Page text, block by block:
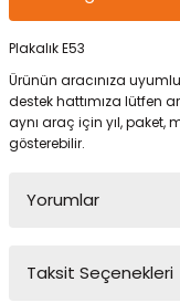
Plakalık E53
Ürünün aracınıza
destek hattımıza lütfen
aynı araç için yıl, paket,
gösterebilir.
Yorumlar
Taksit Seçenekleri